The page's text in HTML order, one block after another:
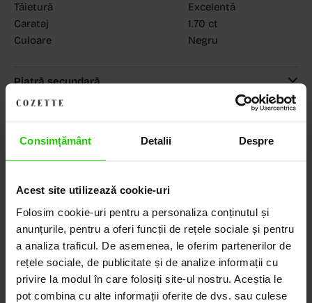
Consimțământ Detalii Despre
Acest site utilizează cookie-uri
Folosim cookie-uri pentru a personaliza conținutul și
anunțurile, pentru a oferi funcții de rețele sociale și pentru
a analiza traficul. De asemenea, le oferim partenerilor de
rețele sociale, de publicitate și de analize informații cu
privire la modul în care folosiți site-ul nostru. Aceștia le
pot combina cu alte informații oferite de dvs. sau culese
Tăietură
Excelentă
Carataj
1.70 ct
Culoare
Negru
Piatră secundară
COZETTE - Dorobanți(vezi detalii)
COZETTE - Sediu central(vezi detalii)
Descoperă Lumea COZETTE,
LOCUL UNDE STILUL
DEVINE ARTĂ!